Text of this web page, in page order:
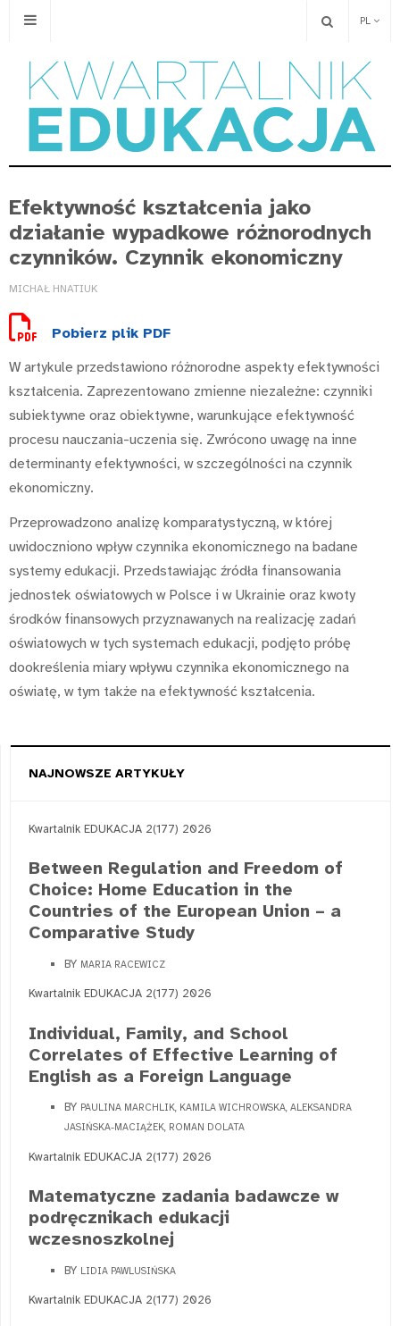
PL
Efektywność kształcenia jako
działanie wypadkowe różnorodnych
czynników. Czynnik ekonomiczny
MICHAŁ HNATIUK
Pobierz plik PDF
W artykule przedstawiono różnorodne aspekty efektywności
kształcenia. Zaprezentowano zmienne niezależne: czynniki
subiektywne oraz obiektywne, warunkujące efektywność
procesu nauczania-uczenia się. Zwrócono uwagę na inne
determinanty efektywności, w szczególności na czynnik
ekonomiczny.
Przeprowadzono analizę komparatystyczną, w której
uwidoczniono wpływ czynnika ekonomicznego na badane
systemy edukacji. Przedstawiając źródła finansowania
jednostek oświatowych w Polsce i w Ukrainie oraz kwoty
środków finansowych przyznawanych na realizację zadań
oświatowych w tych systemach edukacji, podjęto próbę
dookreślenia miary wpływu czynnika ekonomicznego na
oświatę, w tym także na efektywność kształcenia.
NAJNOWSZE ARTYKUŁY
Kwartalnik EDUKACJA 2(177) 2026
Between Regulation and Freedom of
Choice: Home Education in the
Countries of the European Union – a
Comparative Study
BY MARIA RACEWICZ
Kwartalnik EDUKACJA 2(177) 2026
Individual, Family, and School
Correlates of Effective Learning of
English as a Foreign Language
BY PAULINA MARCHLIK, KAMILA WICHROWSKA, ALEKSANDRA
JASIŃSKA-MACIĄŻEK, ROMAN DOLATA
Kwartalnik EDUKACJA 2(177) 2026
Matematyczne zadania badawcze w
podręcznikach edukacji
wczesnoszkolnej
BY LIDIA PAWLUSIŃSKA
Kwartalnik EDUKACJA 2(177) 2026